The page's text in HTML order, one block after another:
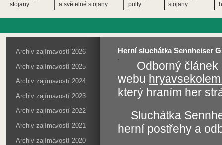
Archiv zajímavostí 2026
Archiv zajímavostí 2025
Archiv zajímavostí 2024
Archiv zajímavostí 2023
Archiv zajímavostí 2022
Archiv zajímavostí 2021
Archiv zajímavostí 2020
Herní sluchátka Sennheiser
Odborný
webu
který hraním her
Sluchátka
herní postřehy a
stojany
a světelné stojany
pulty
stojany